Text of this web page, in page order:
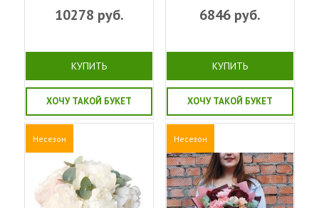
10278 руб.
КУПИТЬ
ХОЧУ ТАКОЙ БУКЕТ
6846руб.
КУПИТЬ
ХОЧУ ТАКОЙ БУКЕТ
Несезон Несезон